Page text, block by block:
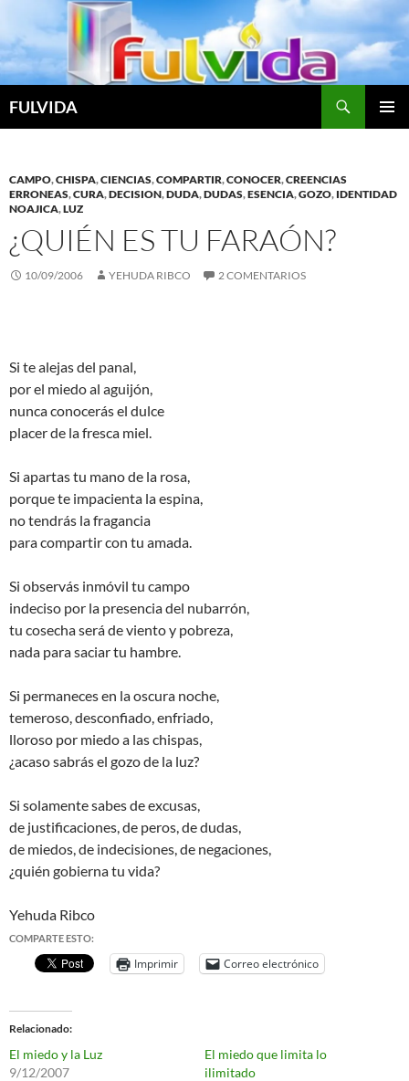
FULVIDA
CAMPO,CHISPA,CIENCIAS,COMPARTIR,CONOCER,CREENCIAS
ERRONEAS,CURA,DECISION,DUDA,DUDAS,ESENCIA,GOZO, IDENTIDAD
NOAJICA,LUZ
¿QUIÉN ES TU FARAÓN?
10/09/2006 YEHUDA RIBCO 2 COMENTARIOS
Si te alejas del panal,
por el miedo al aguijón,
nunca conocerás el dulce
placer de la fresca miel.
Si apartas tu mano de la rosa,
porque te impacienta la espina,
no tendrás la fragancia
para compartir con tu amada.
Si observás inmóvil tu campo
indeciso por la presencia del nubarrón,
tu cosecha será de viento y pobreza,
nada para saciar tu hambre.
Si permaneces en la oscura noche,
temeroso, desconfiado, enfriado,
lloroso por miedo a las chispas,
¿acaso sabrás el gozo de la luz?
Si solamente sabes de excusas,
de justificaciones, de peros, de dudas,
de miedos, de indecisiones, de negaciones,
¿quién gobierna tu vida?
Yehuda Ribco
COMPARTE ESTO:
Imprimir Correo electrónico
Relacionado
El miedo y la Luz
9/12/2007
El miedo que limita lo
ilimitado